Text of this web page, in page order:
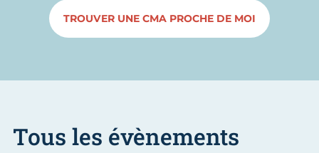
TROUVER UNE CMA PROCHE DE MOI
Tous les évènements